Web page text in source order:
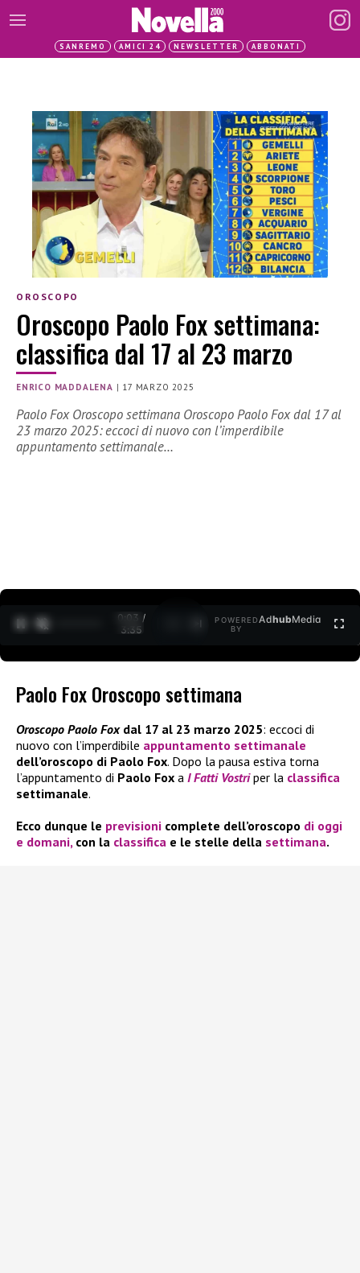
SANREMO AMICI 24 NEWSLETTER ABBONATI
OROSCOPO
Oroscopo Paolo Fox settimana:
classifica dal 17 al 23 marzo
ENRICO MADDALENA | 17 MARZO 2025
Paolo Fox Oroscopo settimana Oroscopo Paolo Fox dal 17 al
23 marzo 2025: eccoci di nuovo con l’imperdibile
appuntamento settimanale…
0:03 /
3:35
POWERED
BY
AdhubMedia
Paolo Fox Oroscopo settimana
Oroscopo Paolo Fox dal 17 al 23 marzo 2025: eccoci di
nuovo con l’imperdibile appuntamento settimanale
dell’oroscopo di Paolo Fox. Dopo la pausa estiva torna
l’appuntamento di Paolo Fox a I Fatti Vostriper la classifica
settimanale.
Ecco dunque le previsioni complete dell’oroscopo di oggi
e domani,con la classifica e le stelle della settimana.